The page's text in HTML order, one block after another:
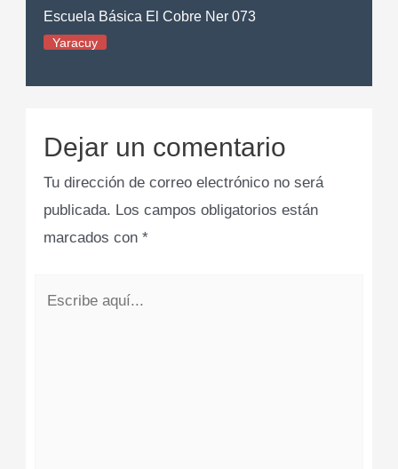
Escuela Básica El Cobre Ner 073
Yaracuy
Dejar un comentario
Tu dirección de correo electrónico no será
publicada. Los campos obligatorios están
marcados con*